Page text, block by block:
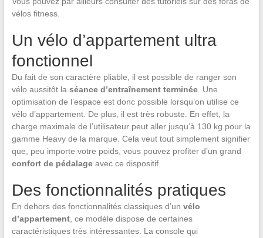
vélos fitness.
Un vélo d’appartement ultra
fonctionnel
Du fait de son caractère pliable, il est possible de ranger son
vélo aussitôt la séance d’entraînement terminée. Une
optimisation de l’espace est donc possible lorsqu’on utilise ce
vélo d’appartement. De plus, il est très robuste. En effet, la
charge maximale de l’utilisateur peut aller jusqu’à 130 kg pour la
gamme Heavy de la marque. Cela veut tout simplement signifier
que, peu importe votre poids, vous pouvez profiter d’un grand
confort de pédalageavec ce dispositif.
Des fonctionnalités pratiques
En dehors des fonctionnalités classiques d’un vélo
d’appartement, ce modèle dispose de certaines
caractéristiques très intéressantes. La console qui